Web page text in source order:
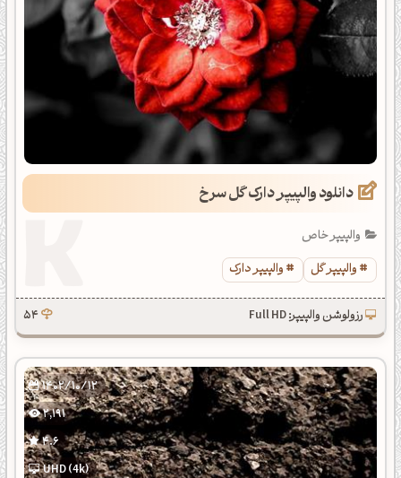
دانلود والپیپر دارک گل سرخ
والپیپر خاص
والپیپر گل
والپیپر دارک
رزولوشن والپیپر: Full HD 54
1402/10/12
2,191
4.6
UHD (4k)